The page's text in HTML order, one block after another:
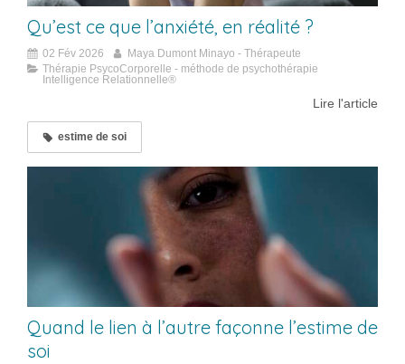
Qu’est ce que l’anxiété, en réalité ?
02 Fév 2026
Maya Dumont Minayo - Thérapeute
Thérapie PsycoCorporelle - méthode de psychothérapie
Intelligence Relationnelle®
Lire l'article
estime de soi
Quand le lien à l’autre façonne l’estime de
soi